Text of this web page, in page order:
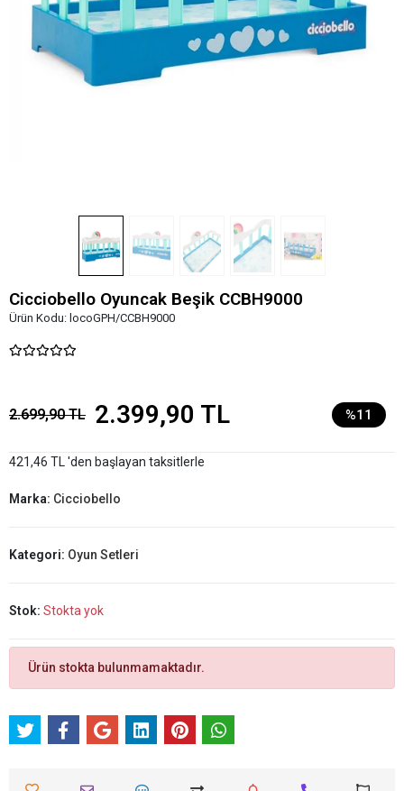
Cicciobello Oyuncak Beşik CCBH9000
Ürün Kodu: locoGPH/CCBH9000
2.699,90 TL 2.399,90 TL %11
421,46 TL 'den başlayan taksitlerle
Marka: Cicciobello
Kategori: Oyun Setleri
Stok: Stokta yok
Ürün stokta bulunmamaktadır.